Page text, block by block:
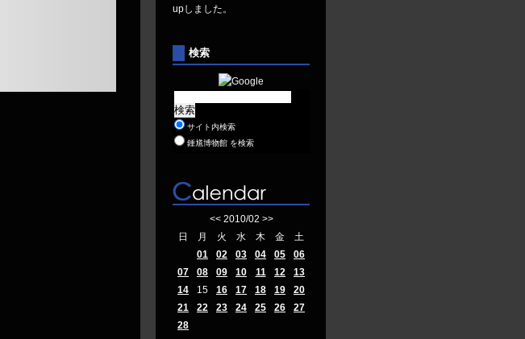
upしました。
検索
サイト内検索
鍾馗博物館 を検索
<< 2010/02 >>
日
月 火 水 木 金
土
01
02 03 04 05
06
07
08 09 10 11 12
13
14
15 16 17 18 19
20
21
22 23 24 25 26
27
28